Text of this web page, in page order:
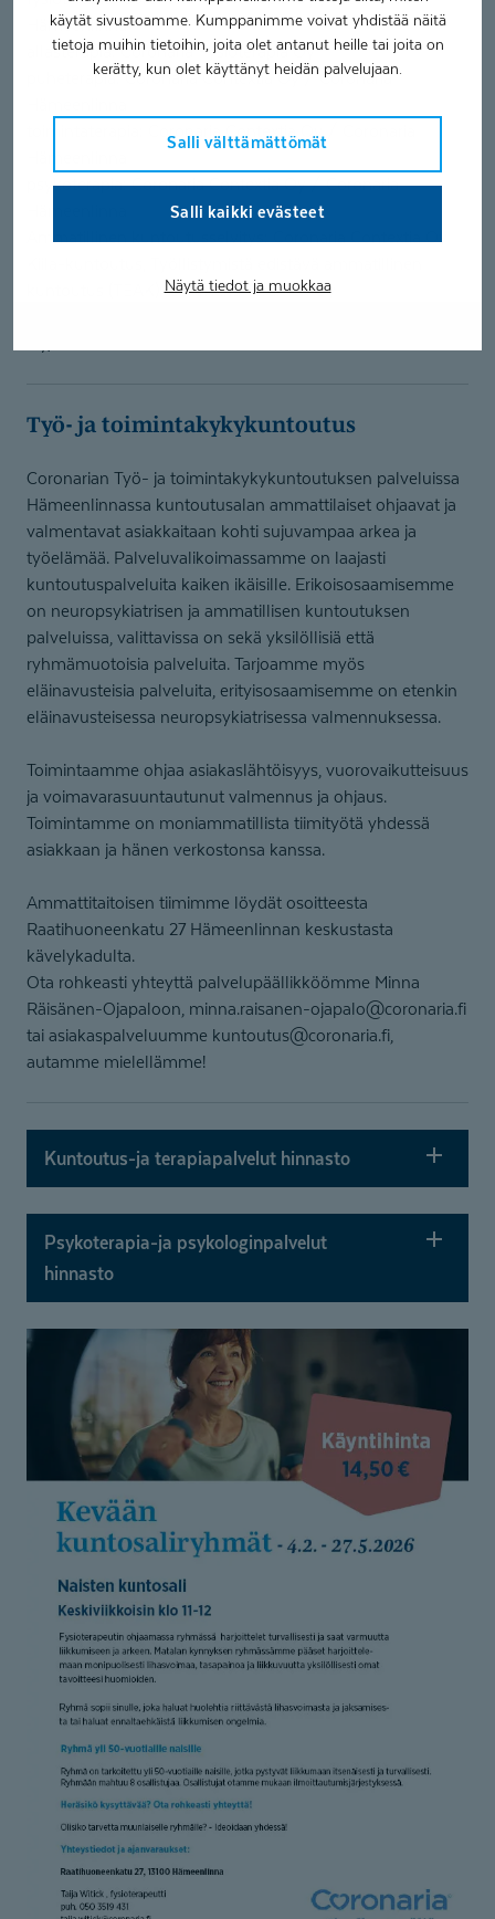
käytät sivustoamme. Kumppanimme voivat yhdistää näitä
tietoja muihin tietoihin, joita olet antanut heille tai joita on
kerätty, kun olet käyttänyt heidän palvelujaan.
Salli välttämättömät
Salli kaikki evästeet
Näytä tiedot ja muokkaa
Hämeenlinna
allasterapia: Coronaria Fysioterapia Oy
puheterapia: Coronaria Contextia Oy / Coronaria
psykoterapia: Coronaria Contextia Oy / Coronaria
kuntoutus (TEAK): Coronaria Terameri Oy
Työ- ja toimintaky­ky­kuntoutus
Coronarian Työ- ja toimintakykykuntoutuksen palveluissa
Hämeenlinnassa kuntoutusalan ammattilaiset ohjaavat ja
valmentavat asiakkaitaan kohti sujuvampaa arkea ja
työelämää. Palveluvalikoimassamme on laajasti
kuntoutuspalveluita kaiken ikäisille. Erikoisosaamisemme
on neuropsykiatrisen ja ammatillisen kuntoutuksen
palveluissa, valittavissa on sekä yksilöllisiä että
ryhmämuotoisia palveluita. Tarjoamme myös
eläinavusteisia palveluita, erityisosaamisemme on etenkin
eläinavusteisessa neuropsykiatrisessa valmennuksessa.
Toimintaamme ohjaa asiakaslähtöisyys, vuorovaikutteisuus
ja voimavarasuuntautunut valmennus ja ohjaus.
Toimintamme on moniammatillista tiimityötä yhdessä
asiakkaan ja hänen verkostonsa kanssa.
Ammattitaitoisen tiimimme löydät osoitteesta
Raatihuoneenkatu 27 Hämeenlinnan keskustasta
kävelykadulta.
Ota rohkeasti yhteyttä palvelupäällikköömme Minna
Räisänen-Ojapaloon, minna.raisanen-ojapalo@coronaria.fi
tai asiakaspalveluumme kuntoutus@coronaria.fi,
autamme mielellämme!
Kuntoutus-ja terapiapalvelut hinnasto
Psykoterapia-ja psykologinpalvelut
hinnasto